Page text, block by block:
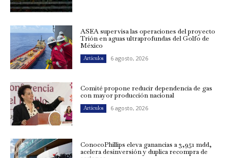
ASEA supervisa las operaciones del proyecto
Trión en aguas ultraprofundas del Golfo de
México
Artículos 6 agosto, 2026
Comité propone reducir dependencia de gas
con mayor producción nacional
Artículos 6 agosto, 2026
ConocoPhillips eleva ganancias a 3,951 mdd,
acelera desinversión y duplica recompra de